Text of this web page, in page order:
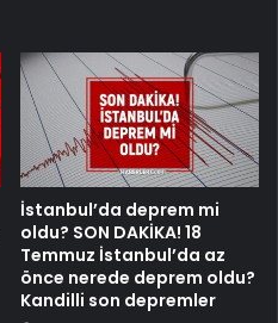
İstanbul’da deprem mi
oldu? SON DAKİKA! 18
Temmuz İstanbul’da az
önce nerede deprem oldu?
Kandilli son depremler